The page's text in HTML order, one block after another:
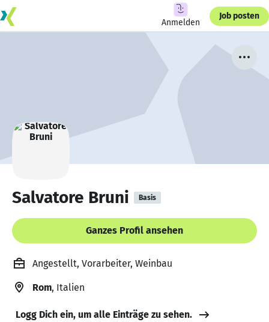
Anmelden
Job posten
Salvatore Bruni Basis
Ganzes Profil ansehen
Angestellt, Vorarbeiter, Weinbau
Rom, Italien
Logg Dich ein, um alle Einträge zu sehen.